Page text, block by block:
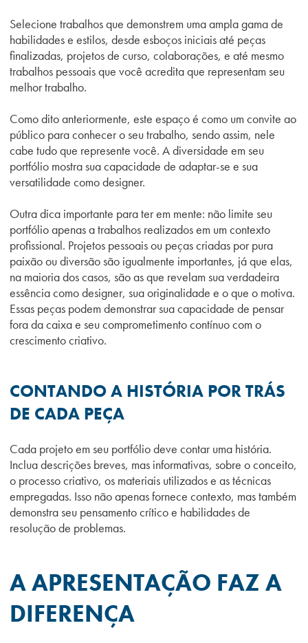
Selecione trabalhos que demonstrem uma ampla gama de
habilidades e estilos, desde esboços iniciais até peças
finalizadas, projetos de curso, colaborações, e até mesmo
trabalhos pessoais que você acredita que representam seu
melhor trabalho.
Como dito anteriormente, este espaço é como um convite ao
público para conhecer o seu trabalho, sendo assim, nele
cabe tudo que represente você. A diversidade em seu
portfólio mostra sua capacidade de adaptar-se e sua
versatilidade como designer.
Outra dica importante para ter em mente: não limite seu
portfólio apenas a trabalhos realizados em um contexto
profissional. Projetos pessoais ou peças criadas por pura
paixão ou diversão são igualmente importantes, já que elas,
na maioria dos casos, são as que revelam sua verdadeira
essência como designer, sua originalidade e o que o motiva.
Essas peças podem demonstrar sua capacidade de pensar
fora da caixa e seu comprometimento contínuo com o
crescimento criativo.
CONTANDO A HISTÓRIA POR TRÁS
DE CADA PEÇA
Cada projeto em seu portfólio deve contar uma história.
Inclua descrições breves, mas informativas, sobre o conceito,
o processo criativo, os materiais utilizados e as técnicas
empregadas. Isso não apenas fornece contexto, mas também
demonstra seu pensamento crítico e habilidades de
resolução de problemas.
A APRESENTAÇÃO FAZ A
DIFERENÇA